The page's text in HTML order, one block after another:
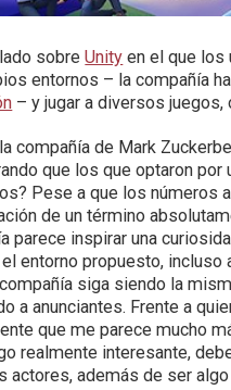
sobreUnity en el que los
entornos – la compañía
– y jugar a diversos
compañía de Mark
que los que optaron
Pese a que los números
de un término
parece inspirar una
entorno propuesto,
siga siendo la
a anunciantes. Frente a
que me parece mucho
realmente interesante,
actores, además de ser